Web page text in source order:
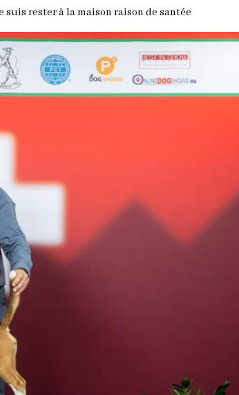
suis rester à la maison raison de santée